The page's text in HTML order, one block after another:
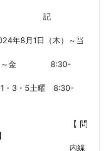
月1日（木）～当
月～金 8:30-
曜 8:30-
問